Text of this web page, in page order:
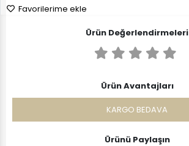
Favorilerime ekle
Ürün Değerlendirmeleri
Ürün Avantajları
KARGO BEDAVA
Ürünü Paylaşın